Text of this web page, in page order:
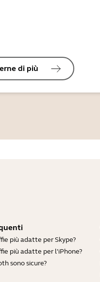
di più
più adatte per Skype?
più adatte per l'iPhone?
sono sicure?